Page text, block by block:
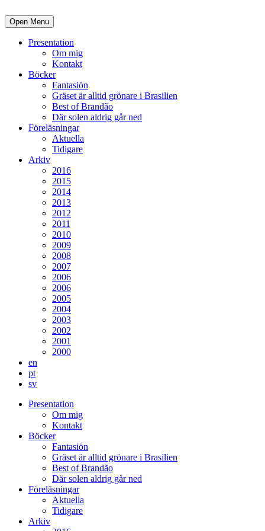
Open Menu
Presentation
Om mig
Kontakt
Böcker
Fantasiön
Gräset är alltid grönare i Brasilien
Best of Brandão
Där solen aldrig går ned
Föreläsningar
Aktuella
Tidigare
Arkiv
2016
2015
2014
2013
2012
2011
2010
2009
2008
2007
2006
2006
2005
2004
2003
2002
2001
2000
en
pt
sv
Presentation
Om mig
Kontakt
Böcker
Fantasiön
Gräset är alltid grönare i Brasilien
Best of Brandão
Där solen aldrig går ned
Föreläsningar
Aktuella
Tidigare
Arkiv